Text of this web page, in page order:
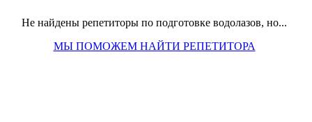
Не найдены репетиторы по подготовке водолазов, но...
МЫ ПОМОЖЕМ НАЙТИ РЕПЕТИТОРА